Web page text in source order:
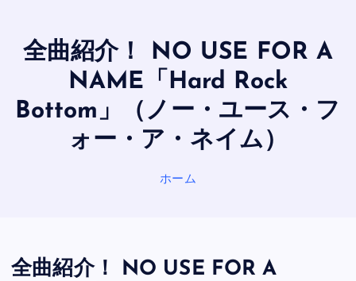
全曲紹介！ NO USE FOR A
NAME「Hard Rock
Bottom」（ノー・ユース・フ
ォー・ア・ネイム）
ホーム
全曲紹介！ NO USE FOR A